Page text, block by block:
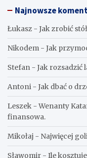
Najnowsze
Łukasz - Jak zrobić
Nikodem - Jak
Stefan - Jak rozsadzić
Antoni - Jak dbać o
Leszek -Wenanty
finansowa.
Mikołaj - Najwięcej
Sławomir - Ile